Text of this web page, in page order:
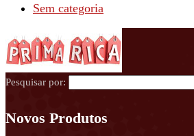
Sem categoria
Pesquisar por:
Novos Produtos